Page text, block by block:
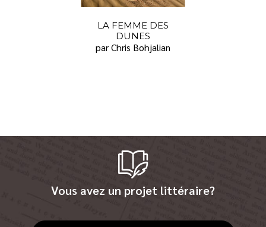
LA FEMME DES
DUNES
par Chris Bohjalian
Vous avez un projet littéraire?